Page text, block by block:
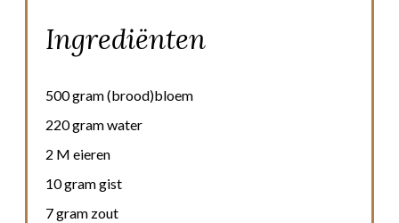
Ingrediënten
500 gram (brood)bloem
220 gram water
2 M eieren
10 gram gist
7 gram zout